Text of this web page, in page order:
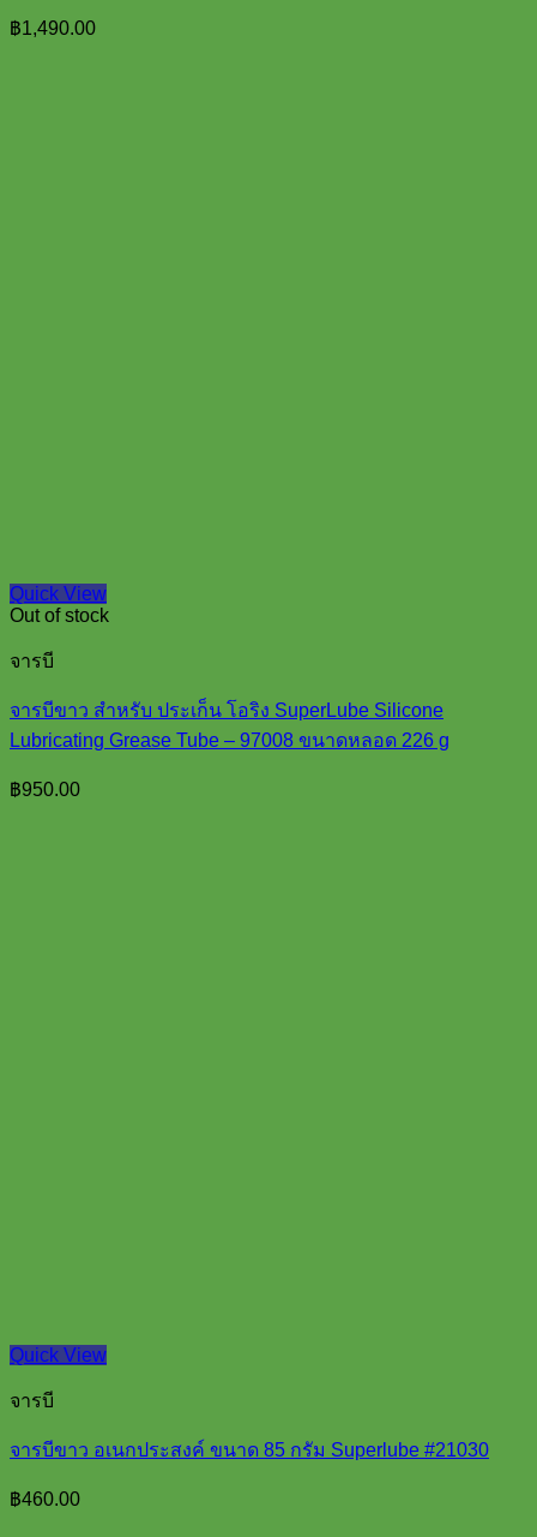
฿1,490.00
Quick View
Out of stock
จารบี
จารบีขาว สำหรับ ประเก็น โอริง SuperLube Silicone
Lubricating Grease Tube – 97008 ขนาดหลอด 226 g
฿950.00
Quick View
จารบี
จารบีขาว อเนกประสงค์ ขนาด 85 กรัม Superlube #21030
฿460.00